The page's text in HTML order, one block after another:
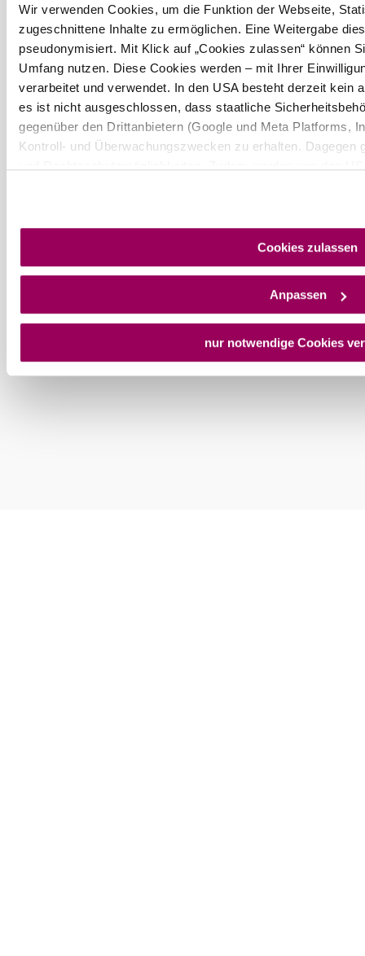
Wir verwenden Cookies, um die Funktion der Webseite,
zugeschnittene Inhalte zu ermöglichen. Eine Weitergabe
pseudonymisiert. Mit Klick auf „Cookies zulassen“ können
Umfang nutzen. Diese Cookies werden – mit Ihrer
verarbeitet und verwendet. In den USA besteht derzeit kein
es ist nicht ausgeschlossen, dass staatliche
gegenüber den Drittanbietern (Google und Meta Platforms,
Kontroll- und Überwachungszwecken zu erhalten.
zu Cookies und einer möglichen späteren Deaktivierung
Datenschutzerklärung.
Cookies zulassen
Anpassen
nur notwendige Cookies
Wienerwald Tourismus GmbH
+43 2231 62176
office@wienerwald.info
Prospekte bestellen Newsletter abonnieren
PresseTeamB2B-Partner
ImpressumDatenschutzHaftungsausschlussLE/LEADER 23-27
Copyright © Wienerwald Tourismus GmbH